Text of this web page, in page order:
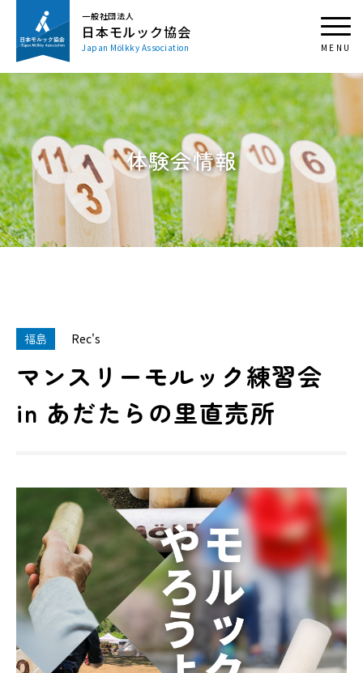
一般社団法人
日本モルック協会
Japan Mölkky Association
体験会情報
福島 Rec's
マンスリーモルック練習会
in あだたらの里直売所